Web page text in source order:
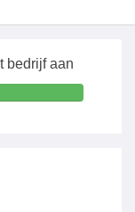
bedrijf aan